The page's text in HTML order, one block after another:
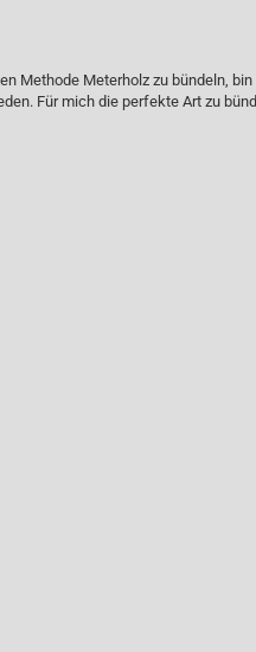
Methode Meterholz zu bündeln,
Für mich die perfekte Art zu